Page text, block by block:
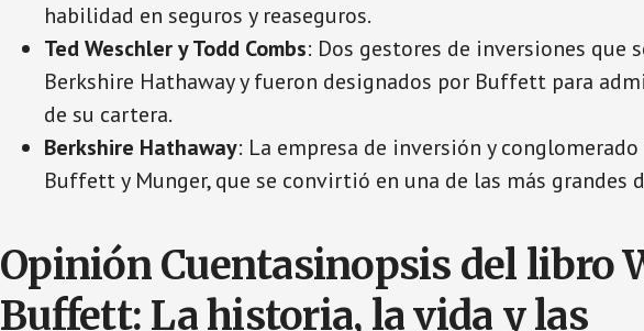
habilidad en seguros y reaseguros.
Ted Weschler y Todd Combs: Dos gestores de inversiones que
Berkshire Hathaway y fueron designados por Buffett para
de su cartera.
Berkshire Hathaway: La empresa de inversión y
Buffett y Munger, que se convirtió en una de las más grandes
Opinión Cuentasinopsis del libro
Buffett: La historia, la vida y las